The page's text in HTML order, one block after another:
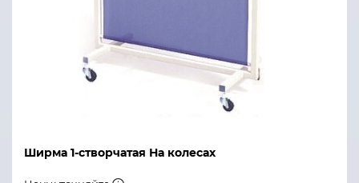
Ширма 1-створчатая На колесах